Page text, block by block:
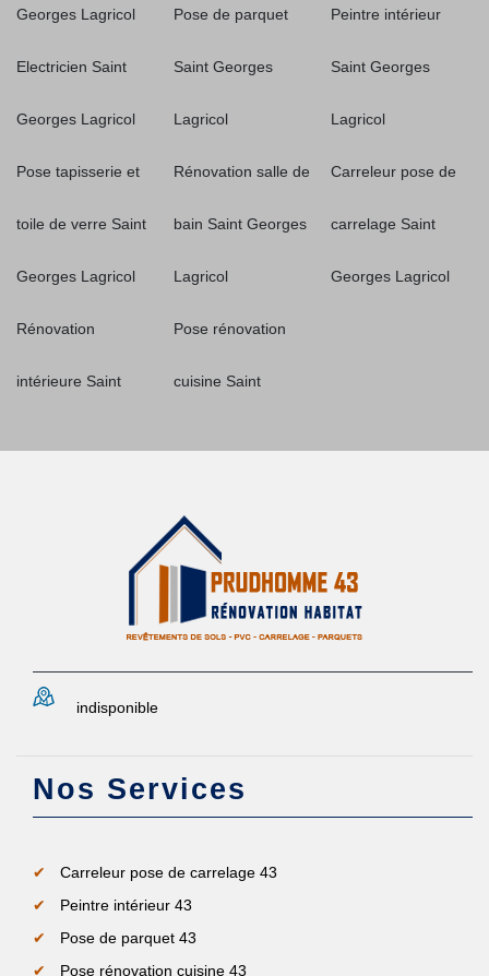
Georges Lagricol
Electricien Saint
Georges Lagricol
Pose tapisserie et
toile de verre Saint
Georges Lagricol
Rénovation
intérieure Saint
Pose de parquet
Saint Georges
Lagricol
Rénovation salle de
bain Saint Georges
Lagricol
Pose rénovation
cuisine Saint
Peintre intérieur
Saint Georges
Lagricol
Carreleur pose de
carrelage Saint
Georges Lagricol
indisponible
Nos Services
Carreleur pose de carrelage 43
Peintre intérieur 43
Pose de parquet 43
Pose rénovation cuisine 43